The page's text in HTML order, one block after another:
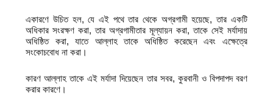
একারণে উচিত হল, যে এই পথে তার থেকে অগ্রগামী হয়েছে, তার একটি
অধিকার সংরক্ষণ করা, তার অগ্রগামীতার মূল্যায়ন করা, তাকে সেই মর্যাদায়
অধিষ্ঠিত করা, যাতে আল্লাহ তাকে অধিষ্ঠিত করেছেন এবং এক্ষেত্রে
সংকোচবোধ না করা।
কারণ আল্লাহ তাকে এই মর্যাদা দিয়েছেন তার সবর, কুরবানী ও বিপদাপদ বরণ
করার কারণে।